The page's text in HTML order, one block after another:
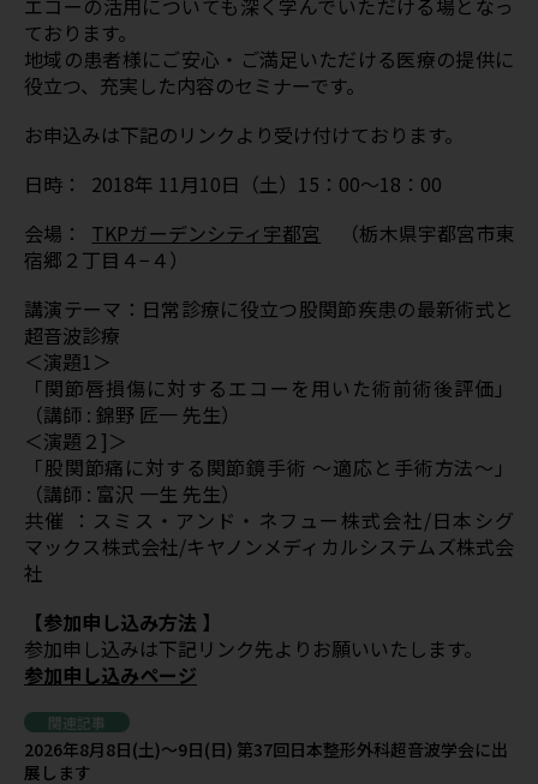
エコーの活用についても深く学んでいただける場となっ
ております。
地域の患者様にご安心・ご満足いただける医療の提供に
役立つ、充実した内容のセミナーです。
お申込みは下記のリンクより受け付けております。
日時： 2018年 11月10日（土）15：00～18：00
会場： TKPガーデンシティ宇都宮 （栃木県宇都宮市東
宿郷２丁目４−４）
講演テーマ：日常診療に役立つ股関節疾患の最新術式と
超音波診療
＜演題1＞
「関節唇損傷に対するエコーを用いた術前術後評価」
（講師 : 錦野 匠一 先生）
＜演題２]＞
「股関節痛に対する関節鏡手術 ～適応と手術方法～」
（講師 : 富沢 一生 先生）
共催 ：スミス・アンド・ネフュー株式会社/日本シグ
マックス株式会社/キヤノンメディカルシステムズ株式会
社
【参加申し込み方法 】
参加申し込みは下記リンク先よりお願いいたします。
参加申し込みページ
関連記事
2026年8月8日(土)～9日(日) 第37回日本整形外科超音波学会に出
展します